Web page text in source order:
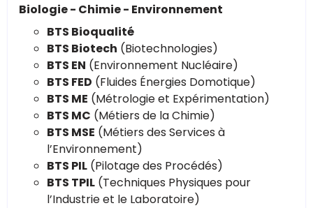
Biologie - Chimie - Environnement
BTS Bioqualité
BTS Biotech (Biotechnologies)
BTS EN (Environnement Nucléaire)
BTS FED (Fluides Énergies Domotique)
BTS ME (Métrologie et Expérimentation)
BTS MC (Métiers de la Chimie)
BTS MSE (Métiers des Services à
l’Environnement)
BTS PIL (Pilotage des Procédés)
BTS TPIL (Techniques Physiques pour
l’Industrie et le Laboratoire)